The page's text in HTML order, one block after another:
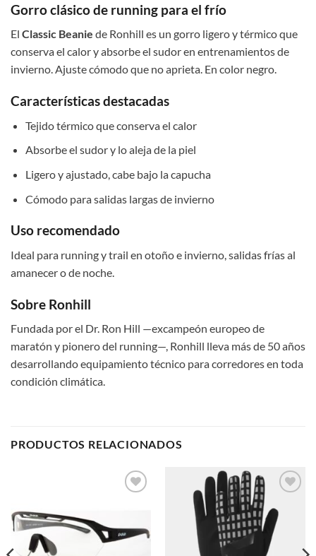
Gorro clásico de running para el frío
El Classic Beanie de Ronhill es un gorro ligero y térmico que
conserva el calor y absorbe el sudor en entrenamientos de
invierno. Ajuste cómodo que no aprieta. En color negro.
Características destacadas
Tejido térmico que conserva el calor
Absorbe el sudor y lo aleja de la piel
Ligero y ajustado, cabe bajo la capucha
Cómodo para salidas largas de invierno
Uso recomendado
Ideal para running y trail en otoño e invierno, salidas frías al
amanecer o de noche.
Sobre Ronhill
Fundada por el Dr. Ron Hill —excampeón europeo de
maratón y pionero del running—, Ronhill lleva más de 50 años
desarrollando equipamiento técnico para corredores en toda
condición climática.
PRODUCTOS RELACIONADOS
wishlist